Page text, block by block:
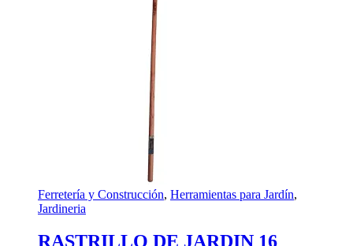
Ferretería y Construcción, Herramientas para Jardín,
Jardineria
RASTRILLO DE JARDIN 16